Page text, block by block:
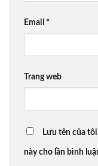
Email *
Trang web
Lưu tên của
này cho lần bình